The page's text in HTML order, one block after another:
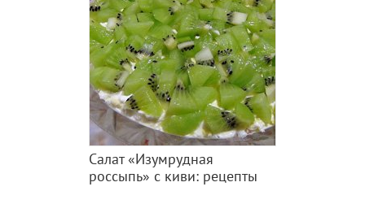
Салат «Изумрудная
россыпь» с киви: рецепты